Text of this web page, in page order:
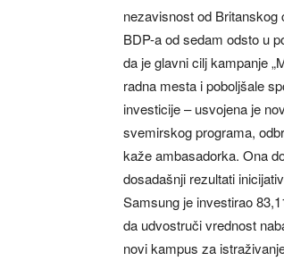
nezavisnost od
BDP-a od sedam odsto u
da je glavni cilj kampanje
radna mesta i poboljšale
investicije – usvojena je
svemirskog programa,
kaže ambasadorka. Ona
dosadašnji rezultati
Samsung je investirao
da udvostruči vrednost
novi kampus za